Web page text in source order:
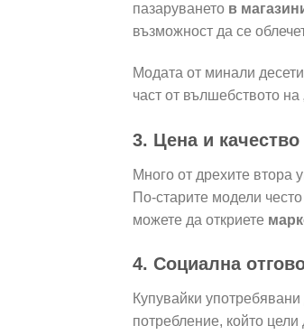
пазаруването в
възможност да се
Модата от минали
част от вълшебството на
3. Цена и качество
Много от дрехите втора
По-старите модели
можете да откриете
4. Социална
Купувайки
потребление, който